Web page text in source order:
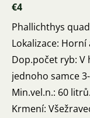
€4
Phallichthys
Lokalizace:
Dop.počet ryb: V
jednoho samce
Min.vel.n.: 60 litrů.
Krmení: